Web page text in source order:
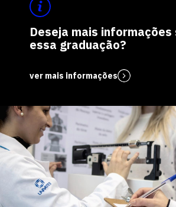
Deseja mais informações
essa graduação?
ver mais informações